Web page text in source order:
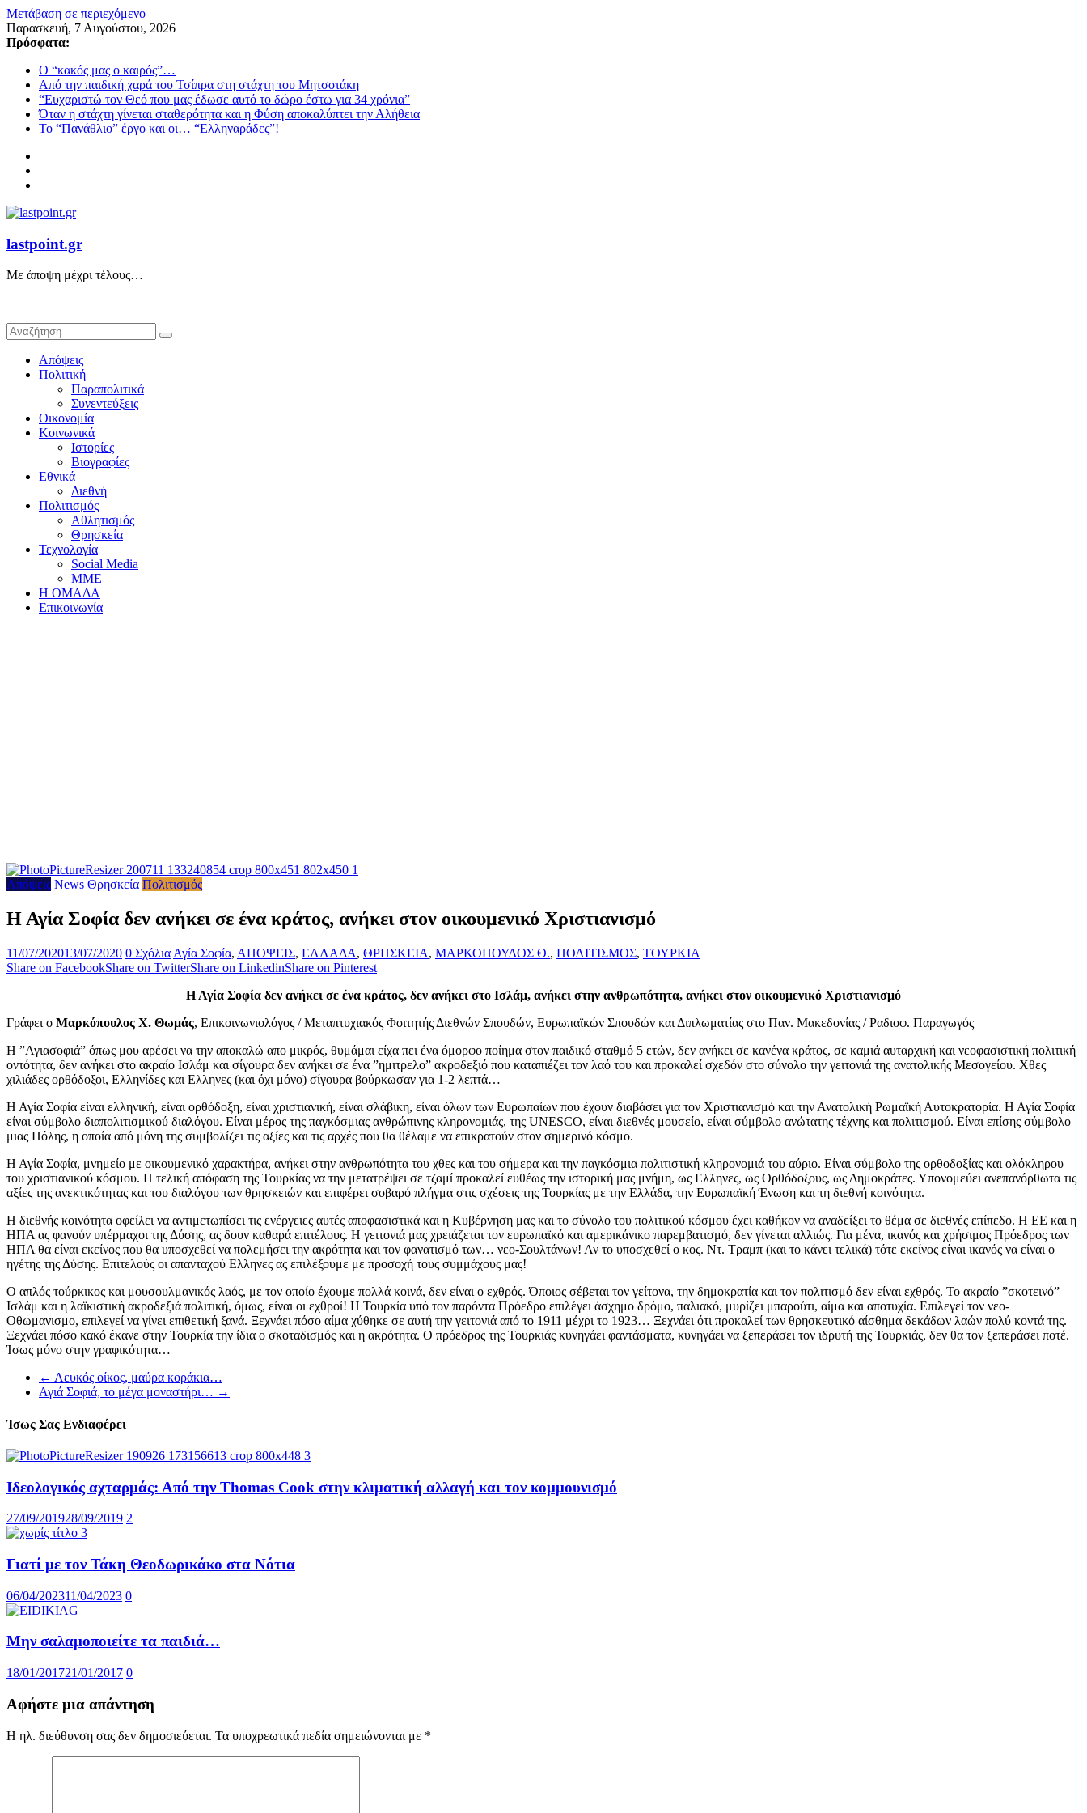
Μετάβαση σε περιεχόμενο
Παρασκευή, 7 Αυγούστου, 2026
Πρόσφατα:
Ο “κακός μας ο καιρός”…
Από την παιδική χαρά του Τσίπρα στη στάχτη του Μητσοτάκη
“Ευχαριστώ τον Θεό που μας έδωσε αυτό το δώρο έστω για 34 χρόνια”
Όταν η στάχτη γίνεται σταθερότητα και η Φύση αποκαλύπτει την Αλήθεια
Το “Πανάθλιο” έργο και οι… “Ελληναράδες”!
lastpoint.gr
Με άποψη μέχρι τέλους…
Απόψεις
Πολιτική
Παραπολιτικά
Συνεντεύξεις
Οικονομία
Κοινωνικά
Ιστορίες
Βιογραφίες
Εθνικά
Διεθνή
Πολιτισμός
Αθλητισμός
Θρησκεία
Τεχνολογία
Social Media
ΜΜΕ
Η ΟΜΑΔΑ
Επικοινωνία
Απόψεις News Θρησκεία Πολιτισμός
Η Αγία Σοφία δεν ανήκει σε ένα κράτος, ανήκει στον οικουμενικό Χριστιανισμό
11/07/202013/07/2020 0 Σχόλια Αγία Σοφία, ΑΠΟΨΕΙΣ, ΕΛΛΑΔΑ, ΘΡΗΣΚΕΙΑ, ΜΑΡΚΟΠΟΥΛΟΣ Θ., ΠΟΛΙΤΙΣΜΟΣ, ΤΟΥΡΚΙΑ
Share on FacebookShare on TwitterShare on LinkedinShare on Pinterest
Η Αγία Σοφία δεν ανήκει σε ένα κράτος, δεν ανήκει στο Ισλάμ, ανήκει στην ανθρωπότητα, ανήκει στον οικουμενικό Χριστιανισμό
Γράφει ο Μαρκόπουλος Χ. Θωμάς, Επικοινωνιολόγος / Μεταπτυχιακός Φοιτητής Διεθνών Σπουδών, Ευρωπαϊκών Σπουδών και Διπλωματίας στο Παν. Μακεδονίας / Ραδιοφ. Παραγωγός
Η ”Αγιασοφιά” όπως μου αρέσει να την αποκαλώ απο μικρός, θυμάμαι είχα πει ένα όμορφο ποίημα στον παιδικό σταθμό 5 ετών, δεν ανήκει σε κανένα κράτος, σε καμιά αυταρχική και νεοφασιστική πολιτική
οντότητα, δεν ανήκει στο ακραίο Ισλάμ και σίγουρα δεν ανήκει σε ένα ”ημιτρελο” ακροδεξιό που καταπιέζει τον λαό του και προκαλεί σχεδόν στο σύνολο την γειτονιά της ανατολικής Μεσογείου. Χθες
χιλιάδες ορθόδοξοι, Ελληνίδες και Ελληνες (και όχι μόνο) σίγουρα βούρκωσαν για 1-2 λεπτά…
Η Αγία Σοφία είναι ελληνική, είναι ορθόδοξη, είναι χριστιανική, είναι σλάβικη, είναι όλων των Ευρωπαίων που έχουν διαβάσει για τον Χριστιανισμό και την Ανατολική Ρωμαϊκή Αυτοκρατορία. Η Αγία Σοφία
είναι σύμβολο διαπολιτισμικού διαλόγου. Είναι μέρος της παγκόσμιας ανθρώπινης κληρονομιάς, της UNESCO, είναι διεθνές μουσείο, είναι σύμβολο ανώτατης τέχνης και πολιτισμού. Είναι επίσης σύμβολο
μιας Πόλης, η οποία από μόνη της συμβολίζει τις αξίες και τις αρχές που θα θέλαμε να επικρατούν στον σημερινό κόσμο.
Η Αγία Σοφία, μνημείο με οικουμενικό χαρακτήρα, ανήκει στην ανθρωπότητα του χθες και του σήμερα και την παγκόσμια πολιτιστική κληρονομιά του αύριο. Είναι σύμβολο της ορθοδοξίας και ολόκληρου
του χριστιανικού κόσμου. Η τελική απόφαση της Τουρκίας να την μετατρέψει σε τζαμί προκαλεί ευθέως την ιστορική μας μνήμη, ως Ελληνες, ως Ορθόδοξους, ως Δημοκράτες. Υπονομεύει ανεπανόρθωτα τις
αξίες της ανεκτικότητας και του διαλόγου των θρησκειών και επιφέρει σοβαρό πλήγμα στις σχέσεις της Τουρκίας με την Ελλάδα, την Ευρωπαϊκή Ένωση και τη διεθνή κοινότητα.
Η διεθνής κοινότητα οφείλει να αντιμετωπίσει τις ενέργειες αυτές αποφασιστικά και η Κυβέρνηση μας και το σύνολο του πολιτικού κόσμου έχει καθήκον να αναδείξει το θέμα σε διεθνές επίπεδο. Η ΕΕ και η
ΗΠΑ ας φανούν υπέρμαχοι της Δύσης, ας δουν καθαρά επιτέλους. Η γειτονιά μας χρειάζεται τον ευρωπαϊκό και αμερικάνικο παρεμβατισμό, δεν γίνεται αλλιώς. Για μένα, ικανός και χρήσιμος Πρόεδρος των
ΗΠΑ θα είναι εκείνος που θα υποσχεθεί να πολεμήσει την ακρότητα και τον φανατισμό των… νεο-Σουλτάνων! Αν το υποσχεθεί ο κος. Ντ. Τραμπ (και το κάνει τελικά) τότε εκείνος είναι ικανός να είναι ο
ηγέτης της Δύσης. Επιτελούς οι απανταχού Ελληνες ας επιλέξουμε με προσοχή τους συμμάχους μας!
Ο απλός τούρκικος και μουσουλμανικός λαός, με τον οποίο έχουμε πολλά κοινά, δεν είναι ο εχθρός. Όποιος σέβεται τον γείτονα, την δημοκρατία και τον πολιτισμό δεν είναι εχθρός. Το ακραίο ”σκοτεινό”
Ισλάμ και η λαϊκιστική ακροδεξιά πολιτική, όμως, είναι οι εχθροί! Η Τουρκία υπό τον παρόντα Πρόεδρο επιλέγει άσχημο δρόμο, παλιακό, μυρίζει μπαρούτι, αίμα και αποτυχία. Επιλεγεί τον νεο-
Οθωμανισμο, επιλεγεί να γίνει επιθετική ξανά. Ξεχνάει πόσο αίμα χύθηκε σε αυτή την γειτονιά από το 1911 μέχρι το 1923… Ξεχνάει ότι προκαλεί των θρησκευτικό αίσθημα δεκάδων λαών πολύ κοντά της.
Ξεχνάει πόσο κακό έκανε στην Τουρκία την ίδια ο σκοταδισμός και η ακρότητα. Ο πρόεδρος της Τουρκιάς κυνηγάει φαντάσματα, κυνηγάει να ξεπεράσει τον ιδρυτή της Τουρκιάς, δεν θα τον ξεπεράσει ποτέ.
Ίσως μόνο στην γραφικότητα…
← Λευκός οίκος, μαύρα κοράκια…
Αγιά Σοφιά, το μέγα μοναστήρι… →
Ίσως Σας Ενδιαφέρει
Ιδεολογικός αχταρμάς: Από την Thomas Cook στην κλιματική αλλαγή και τον κομμουνισμό
27/09/201928/09/2019 2
Γιατί με τον Τάκη Θεοδωρικάκο στα Νότια
06/04/202311/04/2023 0
Μην σαλαμοποιείτε τα παιδιά…
18/01/201721/01/2017 0
Αφήστε μια απάντηση
Η ηλ. διεύθυνση σας δεν δημοσιεύεται. Τα υποχρεωτικά πεδία σημειώνονται με *